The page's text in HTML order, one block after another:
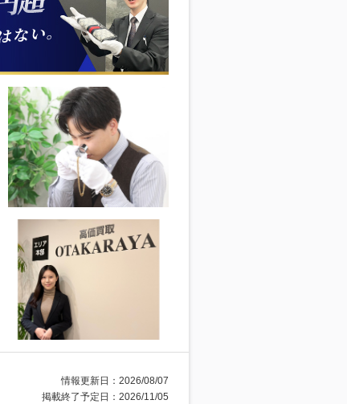
情報更新日：2026/08/07
掲載終了予定日：2026/11/05